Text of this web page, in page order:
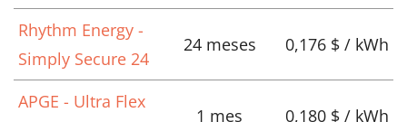
Rhythm Energy -
Simply Secure 24
24 meses 0,176 $ / kWh
APGE - Ultra Flex
1 mes 0,180 $ / kWh